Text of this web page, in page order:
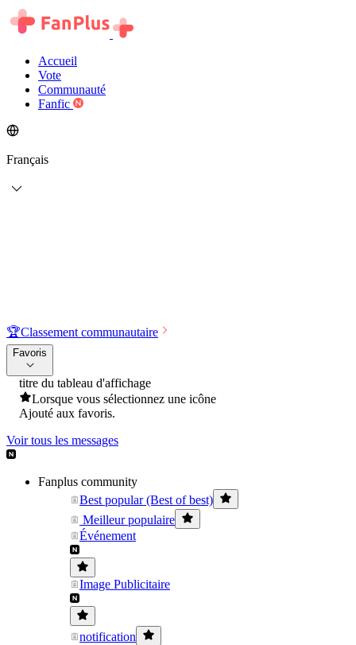
Accueil
Vote
Communauté
Fanfic
Français
🏆Classement communautaire
Favoris
titre du tableau d'affichage
Lorsque vous sélectionnez une icône
Ajouté aux favoris.
Voir tous les messages
Fanplus community
Best popular (Best of best)
Meilleur populaire
Événement
Image Publicitaire
notification